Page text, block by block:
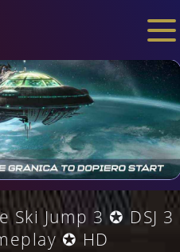
. Ski Jump 3 ✪ DSJ 3
✪ HD